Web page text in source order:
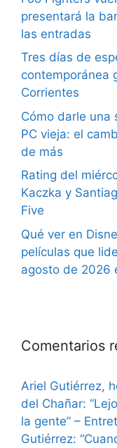
presentará la
las entradas
Tres días de
contemporánea
Corrientes
Cómo darle una
PC vieja: el
de más
Rating del
Kaczka y
Five
Qué ver en
películas que
agosto de 2026
Comentarios
Ariel Gutiérrez,
del Chañar:
la gente” –
Gutiérrez: